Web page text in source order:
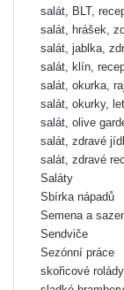
salát, BLT,
salát, hrášek,
salát, jablka,
salát, klín,
salát, okurka,
salát, okurky,
salát, olive
salát, zdravé
salát, zdravé
Saláty
Sbírka nápadů
Semena a
Sendviče
Sezónní práce
skořicové